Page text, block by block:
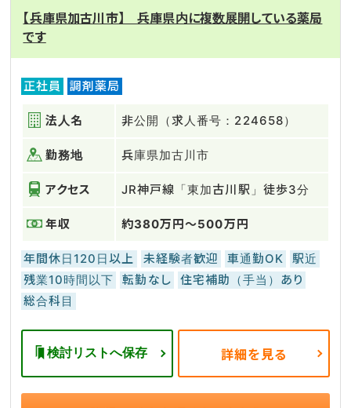
【兵庫県加古川市】 兵庫県内に複数展開している薬局
です
正社員 調剤薬局
法人名 非公開（求人番号：224658）
勤務地 兵庫県加古川市
アクセス JR神戸線「東加古川駅」徒歩3分
年収 約380万円～500万円
年間休日120日以上 未経験者歓迎 車通勤OK
駅近
残業10時間以下
転勤なし
住宅補助（手当）あり
総合科目
検討リストへ保存 詳細を見る